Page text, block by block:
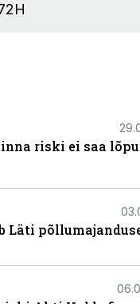
riski ei saa
Läti